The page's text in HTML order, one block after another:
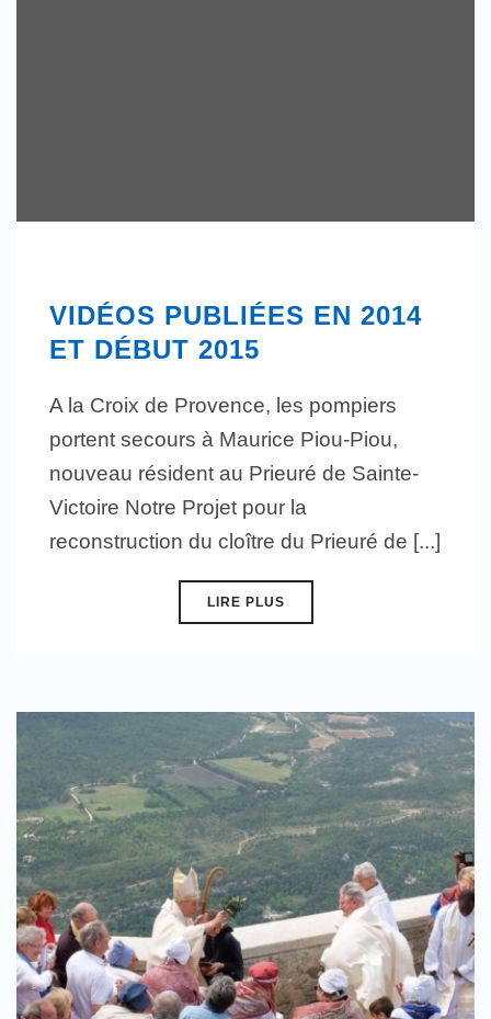
VIDÉOS PUBLIÉES EN 2014
ET DÉBUT 2015
A la Croix de Provence, les pompiers
portent secours à Maurice Piou-Piou,
nouveau résident au Prieuré de Sainte-
Victoire Notre Projet pour la
reconstruction du cloître du Prieuré de [...]
LIRE PLUS